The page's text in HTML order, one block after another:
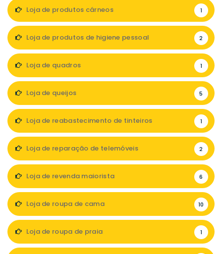
Loja de produtos cárneos 1
Loja de produtos de higiene pessoal 2
Loja de quadros 1
Loja de queijos 5
Loja de reabastecimento de tinteiros 1
Loja de reparação de telemóveis 2
Loja de revenda maiorista 6
Loja de roupa de cama 10
Loja de roupa de praia 1